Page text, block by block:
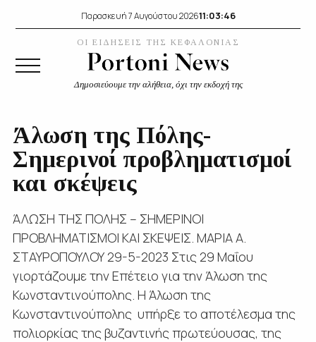
Παρασκευή 7 Αυγούστου 202611:03:47
ΟΙ ΕΙΔΗΣΕΙΣ ΤΗΣ ΚΕΦΑΛΟΝΙΑΣ
Δημοσιεύουμε την αλήθεια, όχι την εκδοχή της
Άλωση της Πόλης-
Σημερινοί προβληματισμοί
και σκέψεις
ΆΛΩΣΗ ΤΗΣ ΠΟΛΗΣ – ΣΗΜΕΡΙΝΟΙ
ΠΡΟΒΛΗΜΑΤΙΣΜΟΙ ΚΑΙ ΣΚΕΨΕΙΣ. ΜΑΡΙΑ Α.
ΣΤΑΥΡΟΠΟΥΛΟΥ 29-5-2023 Στις 29 Μαΐου
γιορτάζουμε την Επέτειο για την Άλωση της
Κωνσταντινούπολης. Η Άλωση της
Κωνσταντινούπολης υπήρξε το αποτέλεσμα της
πολιορκίας της βυζαντινής πρωτεύουσας, της